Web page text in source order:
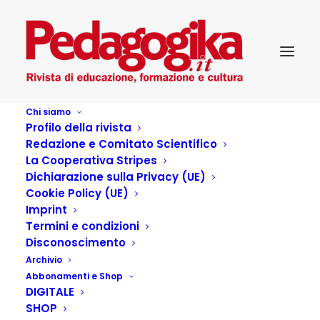
Chi siamo
Profilo della rivista
Redazione e Comitato Scientifico
La Cooperativa Stripes
Dichiarazione sulla Privacy (UE)
Cookie Policy (UE)
Imprint
Termini e condizioni
Disconoscimento
Archivio
Abbonamenti e Shop
DIGITALE
SHOP
Cinema
GAUDIMUNDO
Recensioni cinematografiche su Pedagogika a cura di